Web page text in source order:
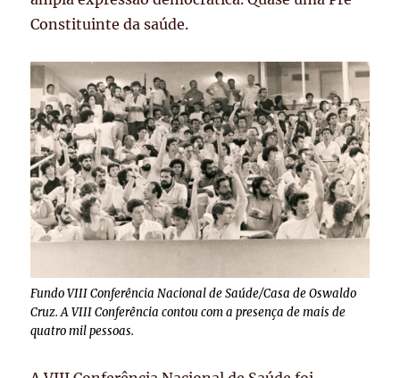
Constituinte da saúde.
Fundo VIII Conferência Nacional de Saúde/Casa de Oswaldo
Cruz. A VIII Conferência contou com a presença de mais de
quatro mil pessoas.